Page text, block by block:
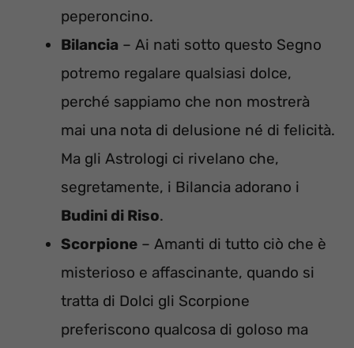
peperoncino.
Bilancia – Ai nati sotto questo Segno
potremo regalare qualsiasi dolce,
perché sappiamo che non mostrerà
mai una nota di delusione né di felicità.
Ma gli Astrologi ci rivelano che,
segretamente, i Bilancia adorano i
Budini di Riso.
Scorpione – Amanti di tutto ciò che è
misterioso e affascinante, quando si
tratta di Dolci gli Scorpione
preferiscono qualcosa di goloso ma